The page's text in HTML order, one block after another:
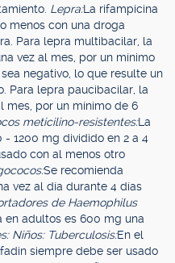
Lepra:La rifampicina
menos con una droga
Para lepra multibacilar, la
vez al mes, por un mínimo
negativo, lo que resulte un
Para lepra paucibacilar, la
mes, por un mínimo de 6
meticilino-resistentes:La
1200 mg dividido en 2 a 4
con al menos otro
Se recomienda
vez al día durante 4 días
de Haemophilus
en adultos es 600 mg una
Niños: Tuberculosis:En el
siempre debe ser usado